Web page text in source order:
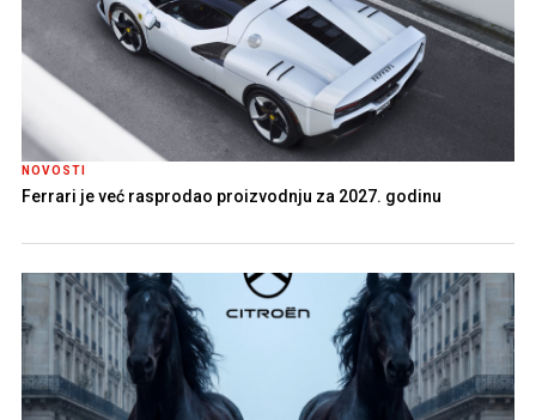
NOVOSTI
Ferrari je već rasprodao proizvodnju za 2027. godinu